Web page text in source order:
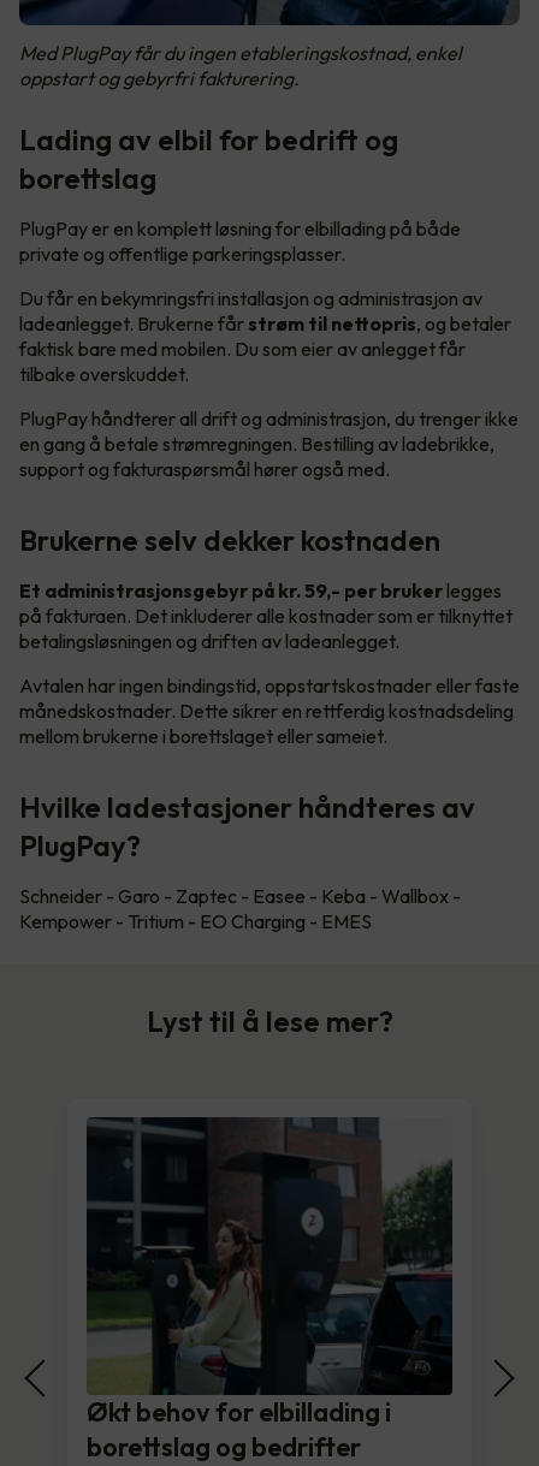
Med PlugPay får du ingen etableringskostnad, enkel
oppstart og gebyrfri fakturering.
Lading av elbil for bedrift og
borettslag
PlugPay er en komplett løsning for elbillading på både
private og offentlige parkeringsplasser.
Du får en bekymringsfri installasjon og administrasjon av
ladeanlegget. Brukerne får strøm til nettopris, og betaler
faktisk bare med mobilen. Du som eier av anlegget får
tilbake overskuddet.
PlugPay håndterer all drift og administrasjon, du trenger ikke
en gang å betale strømregningen. Bestilling av ladebrikke,
support og fakturaspørsmål hører også med.
Brukerne selv dekker kostnaden
Et administrasjonsgebyr på kr. 59,- per bruker legges
på fakturaen. Det inkluderer alle kostnader som er tilknyttet
betalingsløsningen og driften av ladeanlegget.
Avtalen har ingen bindingstid, oppstartskostnader eller faste
månedskostnader. Dette sikrer en rettferdig kostnadsdeling
mellom brukerne i borettslaget eller sameiet.
Hvilke ladestasjoner håndteres av
PlugPay?
Schneider - Garo - Zaptec - Easee - Keba - Wallbox -
Kempower - Tritium - EO Charging - EMES
Lyst til å lese mer?
Økt behov for elbillading i
borettslag og bedrifter